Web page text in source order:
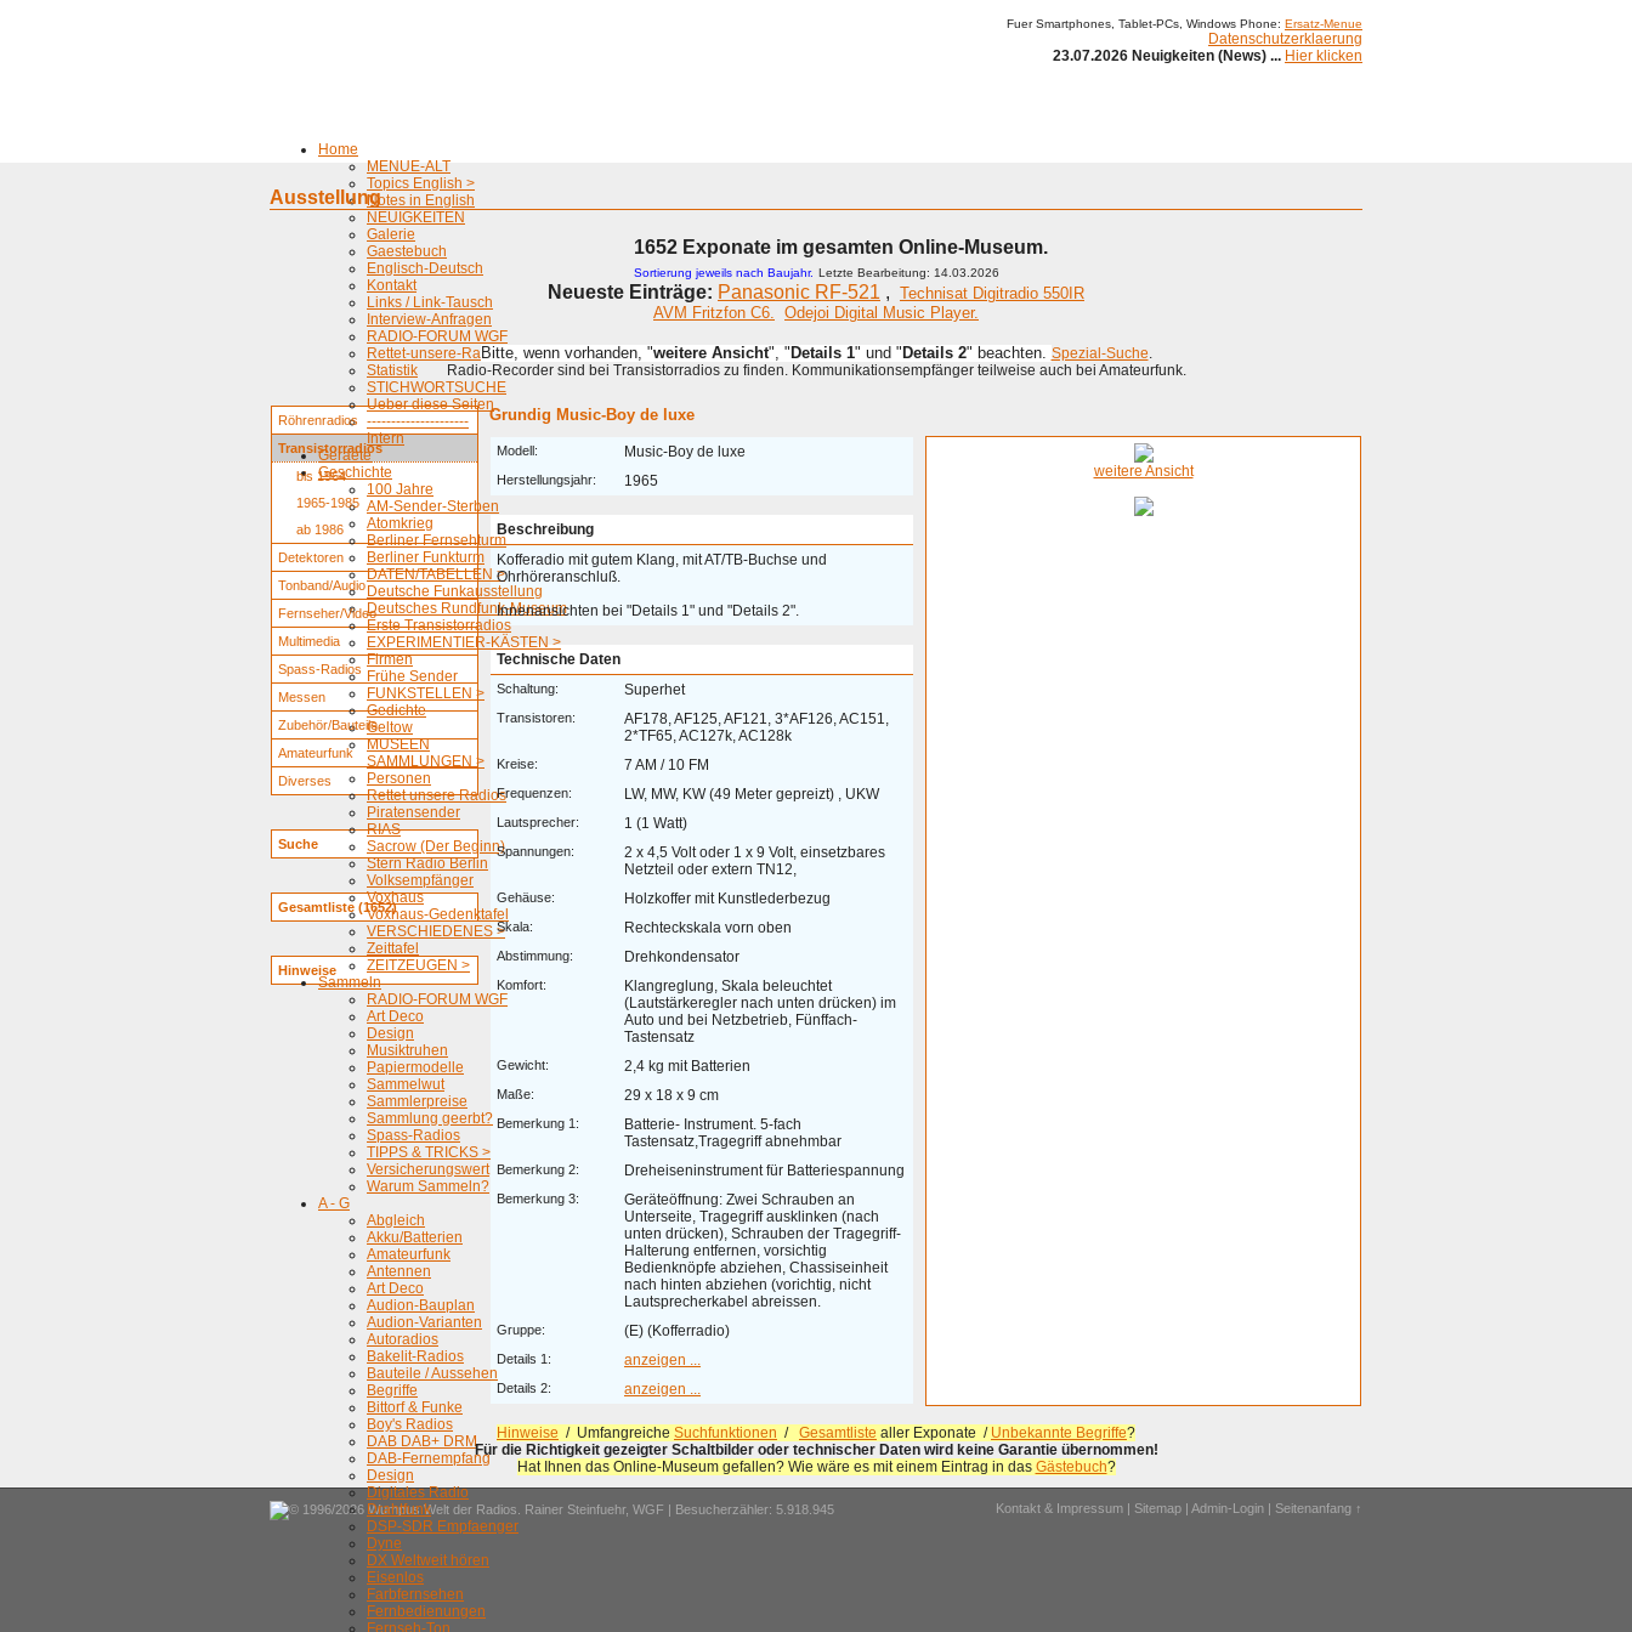
Fuer Smartphones, Tablet-PCs, Windows Phone: Ersatz-Menue
Datenschutzerklaerung
23.07.2026 Neuigkeiten (News) ... Hier klicken
Home
MENUE-ALT
Topics English >
Notes in English
NEUIGKEITEN
Galerie
Gaestebuch
Englisch-Deutsch
Kontakt
Links / Link-Tausch
Interview-Anfragen
RADIO-FORUM WGF
Rettet-unsere-Radios
Statistik
STICHWORTSUCHE
Ueber diese Seiten
---------------------
Intern
Geraete
Geschichte
100 Jahre
AM-Sender-Sterben
Atomkrieg
Berliner Fernsehturm
Berliner Funkturm
DATEN/TABELLEN >
Deutsche Funkausstellung
Deutsches Rundfunk-Museum
Erste Transistorradios
EXPERIMENTIER-KÄSTEN >
Firmen
Frühe Sender
FUNKSTELLEN >
Gedichte
Geltow
MUSEEN
SAMMLUNGEN >
Personen
Rettet unsere Radios
Piratensender
RIAS
Sacrow (Der Beginn)
Stern Radio Berlin
Volksempfänger
Voxhaus
Voxhaus-Gedenktafel
VERSCHIEDENES >
Zeittafel
ZEITZEUGEN >
Sammeln
RADIO-FORUM WGF
Art Deco
Design
Musiktruhen
Papiermodelle
Sammelwut
Sammlerpreise
Sammlung geerbt?
Spass-Radios
TIPPS & TRICKS >
Versicherungswert
Warum Sammeln?
A - G
Abgleich
Akku/Batterien
Amateurfunk
Antennen
Art Deco
Audion-Bauplan
Audion-Varianten
Autoradios
Bakelit-Radios
Bauteile / Aussehen
Begriffe
Bittorf & Funke
Boy's Radios
DAB DAB+ DRM
DAB-Fernempfang
Design
Digitales Radio
Drahtfunk
DSP-SDR Empfaenger
Dyne
DX Weltweit hören
Eisenlos
Farbfernsehen
Fernbedienungen
Fernseh-Ton
Ausstellung
1652 Exponate im gesamten Online-Museum.
Sortierung jeweils nach Baujahr. Letzte Bearbeitung: 14.03.2026
Neueste Einträge: Panasonic RF-521 , Technisat Digitradio 550IR
AVM Fritzfon C6. Odejoi Digital Music Player.
Bitte, wenn vorhanden, "weitere Ansicht", " Details 1" und " Details 2" beachten. Spezial-Suche.
Radio-Recorder sind bei Transistorradios zu finden. Kommunikationsempfänger teilweise auch bei Amateurfunk.
Röhrenradios
Transistorradios
bis 1964
1965-1985
ab 1986
Detektoren
Tonband/Audio
Fernseher/Video
Multimedia
Spass-Radios
Messen
Zubehör/Bauteile
Amateurfunk
Diverses
Suche
Gesamtliste (1652)
Hinweise
Grundig Music-Boy de luxe
Modell: Music-Boy de luxe
Herstellungsjahr: 1965
Beschreibung
Kofferadio mit gutem Klang, mit AT/TB-Buchse und
Ohrhöreranschluß.
Innenansichten bei "Details 1" und "Details 2".
Technische Daten
Schaltung: Superhet
Transistoren:
AF178, AF125, AF121, 3*AF126, AC151,
2*TF65, AC127k, AC128k
Kreise: 7 AM / 10 FM
Frequenzen: LW, MW, KW (49 Meter gepreizt) , UKW
Lautsprecher: 1 (1 Watt)
Spannungen:
2 x 4,5 Volt oder 1 x 9 Volt, einsetzbares
Netzteil oder extern TN12,
Gehäuse: Holzkoffer mit Kunstlederbezug
Skala: Rechteckskala vorn oben
Abstimmung: Drehkondensator
Komfort:
Klangreglung, Skala beleuchtet
(Lautstärkeregler nach unten drücken) im
Auto und bei Netzbetrieb, Fünffach-
Tastensatz
Gewicht: 2,4 kg mit Batterien
Maße: 29 x 18 x 9 cm
Bemerkung 1:
Batterie- Instrument. 5-fach
Tastensatz,Tragegriff abnehmbar
Bemerkung 2: Dreheiseninstrument für Batteriespannung
Bemerkung 3:
Geräteöffnung: Zwei Schrauben an
Unterseite, Tragegriff ausklinken (nach
unten drücken), Schrauben der Tragegriff-
Halterung entfernen, vorsichtig
Bedienknöpfe abziehen, Chassiseinheit
nach hinten abziehen (vorichtig, nicht
Lautsprecherkabel abreissen.
Gruppe: (E) (Kofferradio)
Details 1: anzeigen ...
Details 2: anzeigen ...
weitere Ansicht
Hinweise / Umfangreiche Suchfunktionen / Gesamtliste aller Exponate / Unbekannte Begriffe?
Für die Richtigkeit gezeigter Schaltbilder oder technischer Daten wird keine Garantie übernommen!
Hat Ihnen das Online-Museum gefallen? Wie wäre es mit einem Eintrag in das Gästebuch?
© 1996/2026 Wumpus Welt der Radios. Rainer Steinfuehr, WGF | Besucherzähler: 5.918.945 Kontakt & Impressum | Sitemap | Admin-Login | Seitenanfang ↑